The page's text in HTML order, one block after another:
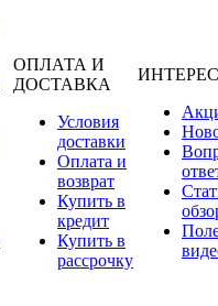
ОПЛАТА И
ДОСТАВКА
Условия
доставки
Оплата и
возврат
Купить в
кредит
Купить в
рассрочку